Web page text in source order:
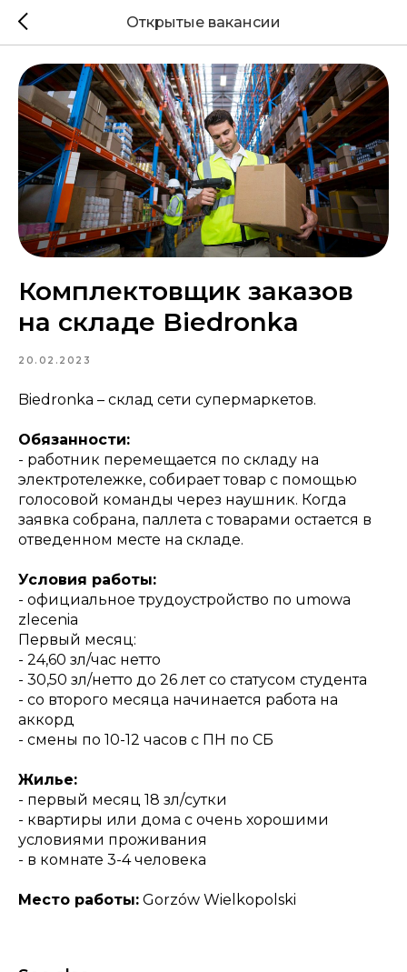
Открытые вакансии
Комплектовщик заказов
на складе Biedronka
20.02.2023
Biedronka – склад сети супермаркетов.
Обязанности:
- работник перемещается по складу на
электротележке, собирает товар с помощью
голосовой команды через наушник. Когда
заявка собрана, паллета с товарами остается в
отведенном месте на складе.
Условия работы:
- официальное трудоустройство по umowa
zlecenia
Первый месяц:
- 24,60 зл/час нетто
- 30,50 зл/нетто до 26 лет со статусом студента
- со второго месяца начинается работа на
аккорд
- cмены по 10-12 часов с ПН по СБ
Жилье:
- первый месяц 18 зл/сутки
- квартиры или дома с очень хорошими
условиями проживания
- в комнате 3-4 человека
Место работы: Gorzów Wielkopolski